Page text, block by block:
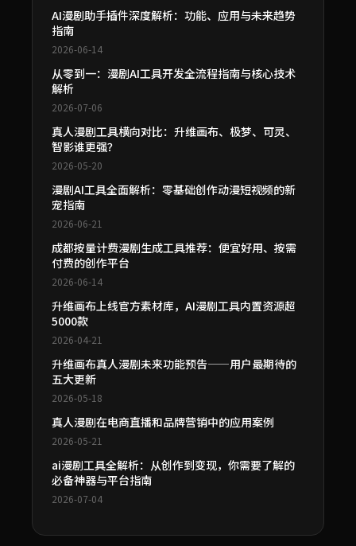
AI漫剧助手插件深度解析：功能、应用与未来趋势
指南
2026-06-14
从零到一：漫剧AI工具开发全流程指南与核心技术
解析
2026-07-06
真人漫剧工具横向对比：升维画布、极梦、可灵、
智影谁更强？
2026-05-20
漫剧AI工具全面解析：零基础创作动漫短视频的新
宠指南
2026-06-21
成都按量计费漫剧生成工具推荐：便宜好用、按需
付费的创作平台
2026-06-14
升维画布上线官方素材库，AI漫剧工具内置资源超
5000款
2026-04-21
升维画布真人漫剧未来功能预告——用户最期待的
五大更新
2026-05-18
真人漫剧在电商直播和品牌营销中的应用案例
2026-05-21
ai漫剧工具全解析：从创作到变现，你需要了解的
必备神器与平台指南
2026-07-04